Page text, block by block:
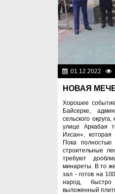
01.12.2022
НОВАЯ
Хорошее
Байсерке,
сельского
улице Аркабая
Ихсан», которая
Пока
строительные
требуют
минареты. В то
зал - готов на
народ, быстро
выложенный